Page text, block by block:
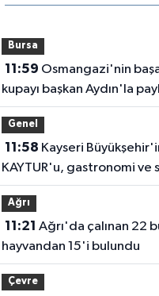
Bursa
11:59
kupayı başkan Aydın'la
Genel
11:58
KAYTUR'u, gastronomi ve
yaşamın güçlü adresi
Ağrı
11:21
hayvandan 15'i bulundu
Çevre